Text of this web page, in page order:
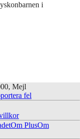
i
Mejl
fel
Om PlusOm